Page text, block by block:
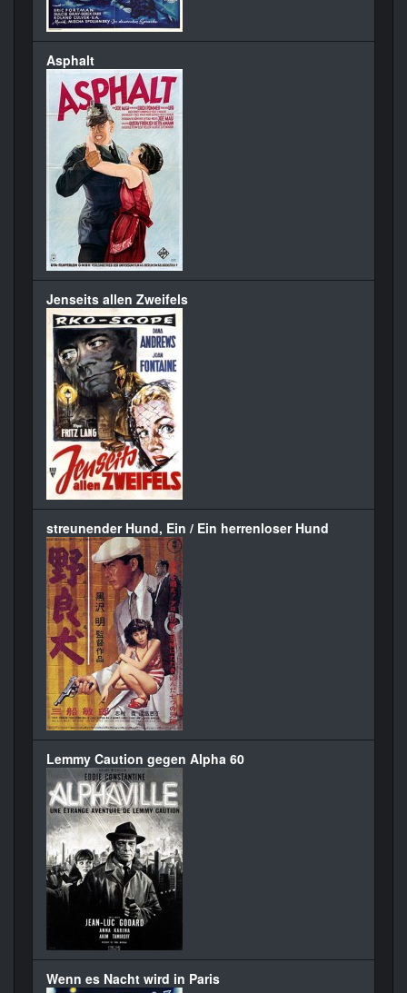
Asphalt
Jenseits allen Zweifels
streunender Hund, Ein / Ein herrenloser Hund
Lemmy Caution gegen Alpha 60
Wenn es Nacht wird in Paris